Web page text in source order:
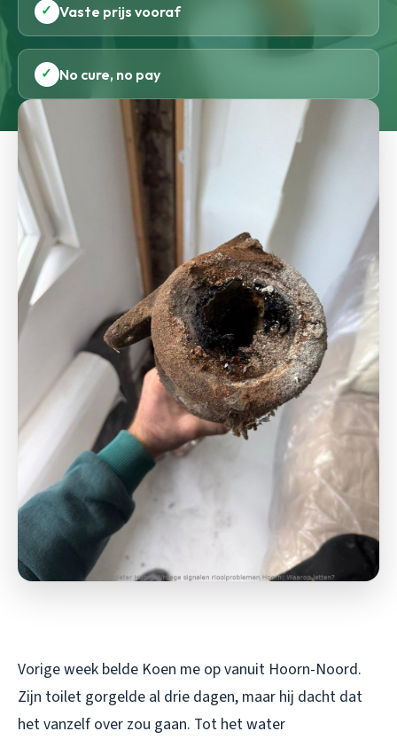
✓ Vaste prijs vooraf
✓ No cure, no pay
Vorige week belde Koen me op vanuit Hoorn-Noord.
Zijn toilet gorgelde al drie dagen, maar hij dacht dat
het vanzelf over zou gaan. Tot het water